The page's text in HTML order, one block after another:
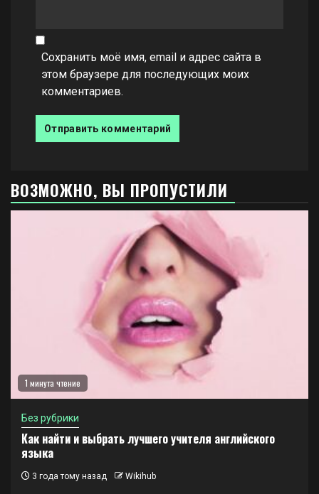
Сохранить моё имя, email и адрес сайта в
этом браузере для последующих моих
комментариев.
ВОЗМОЖНО, ВЫ ПРОПУСТИЛИ
1 минута чтение
Без рубрики
Как найти и выбрать лучшего учителя английского
языка
3 года тому назад Wikihub